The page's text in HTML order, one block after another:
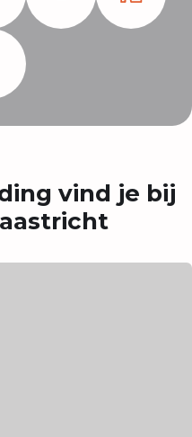
vind je bij